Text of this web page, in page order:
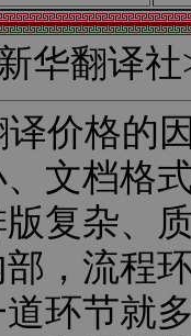
华翻译
价格的
文档格
复杂、
，流程
环节就